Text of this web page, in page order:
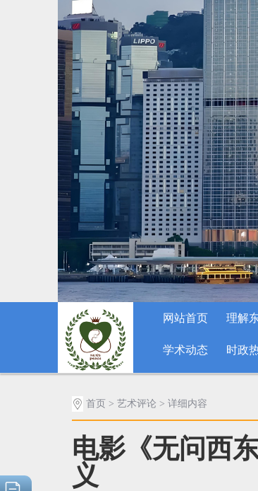
网站首页 理解
学术动态 时政
首页 > 艺术评论 > 详细内容
电影《无问西
义